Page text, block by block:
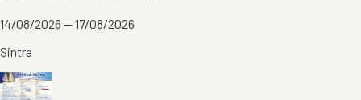
14/08/2026 — 17/08/2026
Sintra